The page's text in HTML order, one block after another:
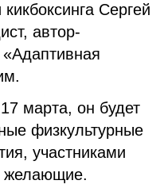
Сергей
автор-
марта, он будет
физкультурные
участниками
желающие.